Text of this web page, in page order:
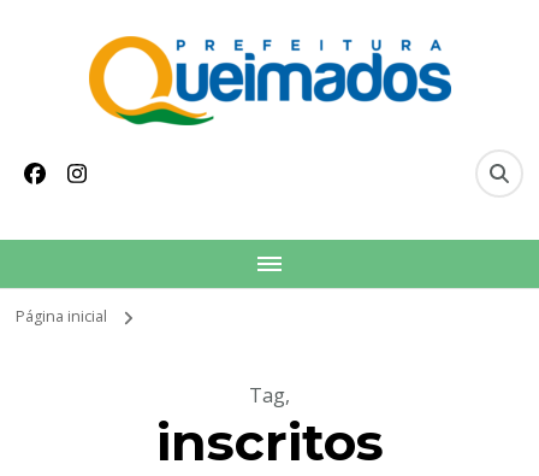
Prefeitura Municipal
Página inicial
Tag,
inscritos